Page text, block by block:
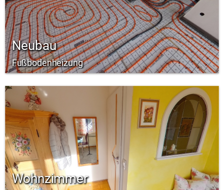
Neubau
Fußbodenheizung
Wohnzimmer